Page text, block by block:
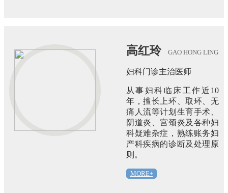
高红玲 GAO HONG LING
妇科门诊主治医师
从事妇科临床工作近10
年，擅长上环、取环、无
痛人流等计划生育手术、
阴道炎、宫颈炎及各种妇
科疑难杂症，熟练账务妇
产科疾病的诊断及处理原
则。
MORE+